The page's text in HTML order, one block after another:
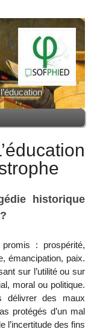
historique
: prospérité,
émancipation, paix.
sur l’utilité ou sur
moral ou politique.
délivrer des maux
protégés d’un mal
l’incertitude des fins